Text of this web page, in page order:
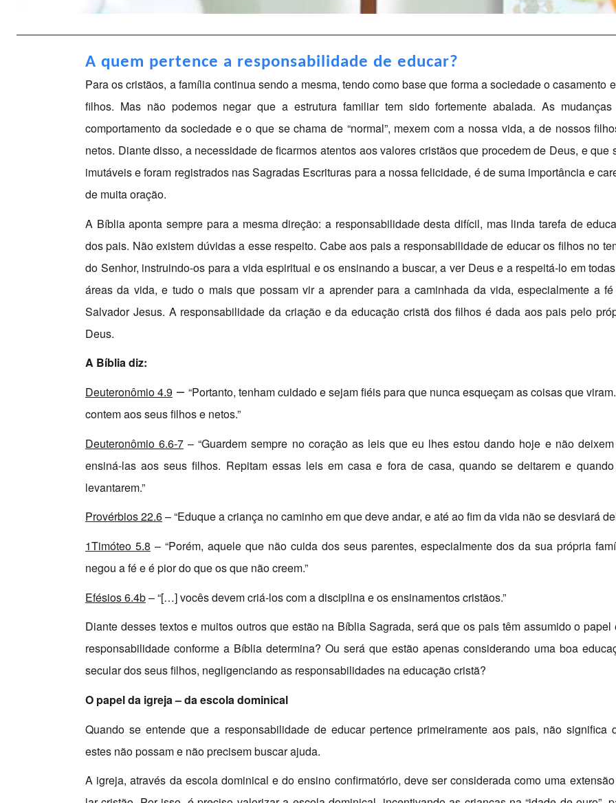
A quem pertence a responsabilidade de educar?
Para os cristãos, a família continua sendo a mesma, tendo como base que forma a sociedade o casamento
filhos. Mas não podemos negar que a estrutura familiar tem sido fortemente abalada. As
comportamento da sociedade e o que se chama de “normal”, mexem com a nossa vida, a de nossos
netos. Diante disso, a necessidade de ficarmos atentos aos valores cristãos que procedem de Deus, e que
imutáveis e foram registrados nas Sagradas Escrituras para a nossa felicidade, é de suma importância e
de muita oração.
A Bíblia aponta sempre para a mesma direção: a responsabilidade desta difícil, mas linda tarefa de
dos pais. Não exis­tem dúvidas a esse respeito. Cabe aos pais a responsabilidade de educar os filhos no
do Senhor, instruindo-os para a vida espiritual e os ensinando a buscar, a ver Deus e a respeitá-lo em
áreas da vida, e tudo o mais que possam vir a aprender para a caminhada da vida, especialmente a
Salvador Jesus. A responsabilidade da criação e da educação cristã dos filhos é dada aos pais pelo
Deus.
A Bíblia diz:
Deuteronômio 4.9 – “Portanto, tenham cuidado e sejam fiéis para que nunca esqueçam as coisas que
contem aos seus filhos e netos.”
Deuteronômio 6.6-7 – “Guardem sempre no coração as leis que eu lhes estou dando hoje e não
ensiná-las aos seus filhos. Repitam essas leis em casa e fora de casa, quando se deitarem e
levantarem.”
Provérbios 22.6– “Eduque a criança no caminho em que deve andar, e até ao fim da vida não se desviará
1Timóteo 5.8 – “Porém, aquele que não cuida dos seus parentes, especialmente dos da sua própria
negou a fé e é pior do que os que não creem.”
Efésios 6.4b– “[…] vocês devem criá-los com a disciplina e os ensinamentos cristãos.”
Diante desses textos e muitos outros que estão na Bíblia Sagrada, será que os pais têm assumido o papel
responsabilidade conforme a Bíblia determina? Ou será que estão apenas considerando uma boa
secular dos seus filhos, negligenciando as responsabilidades na educação cristã?
O papel da igreja – da escola dominical
Quando se entende que a responsabilidade de educar pertence primeiramente aos pais, não significa
estes não possam e não precisem buscar ajuda.
A igreja, através da escola dominical e do ensino confirmatório, deve ser considerada como uma